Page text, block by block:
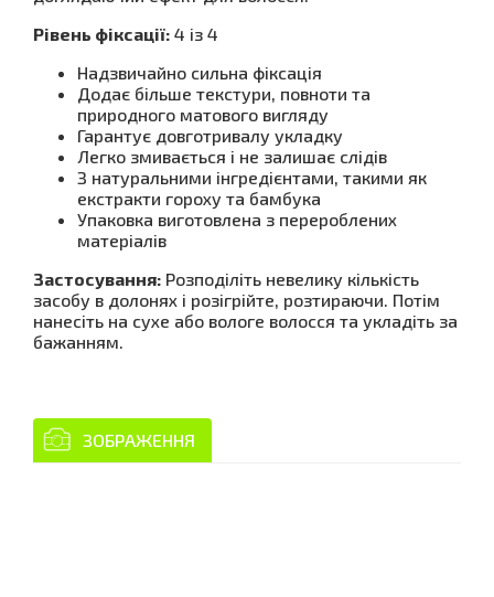
Рівень фіксації: 4 із 4
Надзвичайно сильна фіксація
Додає більше текстури, повноти та
природного матового вигляду
Гарантує довготривалу укладку
Легко змивається і не залишає слідів
З натуральними інгредієнтами, такими як
екстракти гороху та бамбука
Упаковка виготовлена ​​з перероблених
матеріалів
Застосування: Розподіліть невелику кількість
засобу в долонях і розігрійте, розтираючи. Потім
нанесіть на сухе або вологе волосся та укладіть за
бажанням.
ЗОБРАЖЕННЯ